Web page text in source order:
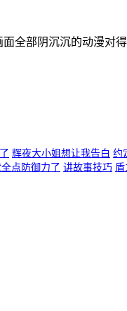
全部阴沉沉的动漫对
辉夜大小姐想让我告白 约
点防御力了 讲故事技巧